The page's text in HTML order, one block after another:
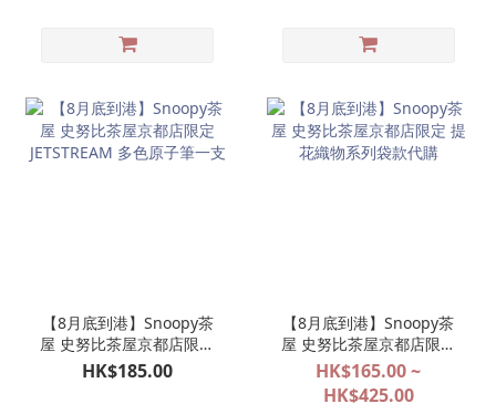
【8月底到港】Snoopy茶
屋 史努比茶屋京都店限定
JETSTREAM 多色原子筆一
HK$185.00
【8月底到港】Snoopy茶
屋 史努比茶屋京都店限定
提花織物系列袋款代購
HK$165.00 ~
HK$425.00